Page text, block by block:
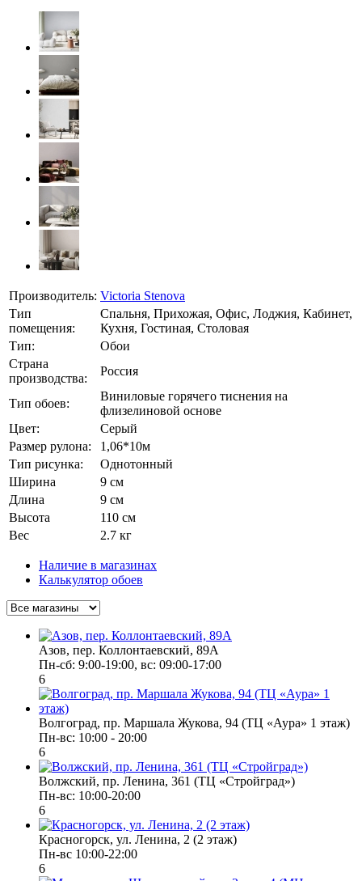
Производитель: Victoria Stenova
Тип
помещения:
Спальня, Прихожая, Офис, Лоджия, Кабинет,
Кухня, Гостиная, Столовая
Тип:
Обои
Страна
производства:
Россия
Тип обоев:
Виниловые горячего тиснения на
флизелиновой основе
Цвет:
Серый
Размер рулона:
1,06*10м
Тип рисунка:
Однотонный
Ширина
9 см
Длина
9 см
Высота
110 см
Вес
2.7 кг
Наличие в магазинах
Калькулятор обоев
Азов, пер. Коллонтаевский, 89А
Пн-сб: 9:00-19:00, вс: 09:00-17:00
6
Волгоград, пр. Маршала Жукова, 94 (ТЦ «Аура» 1 этаж)
Пн-вс: 10:00 - 20:00
6
Волжский, пр. Ленина, 361 (ТЦ «Стройград»)
Пн-вс: 10:00-20:00
6
Красногорск, ул. Ленина, 2 (2 этаж)
Пн-вс 10:00-22:00
6